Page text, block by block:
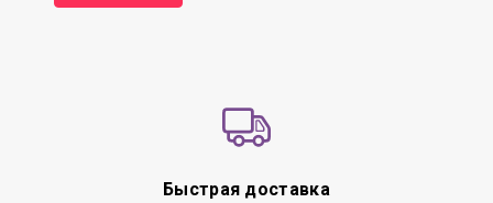
Быстрая доставка